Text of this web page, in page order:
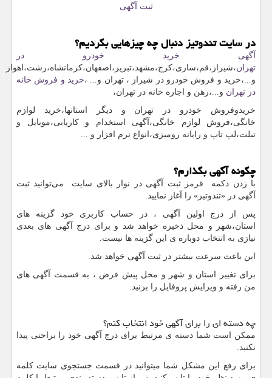
ثبت آگهی
در سایت تندوتیز دنبال چه چیزهایی بگردیم؟
آگهی خرید خودرو در
تهران،شیراز،قم،ساری،کرج،مشهد،تبریز،اصفهان،کرمانشاه،رشت،اهواز
و...،خرید و فروش خودرو در شیراز ، تهران و... ،خرید و فروش خانه
در تهران و...،رهن و اجاره خانه در تهران،
خریدوفروش خودرو در تهران و دیگر استانها،خرید لوازم
خانگی،فروش لوازم خانگی،آگهی استخدام و کاریابی،موبایل و
تبلت،لپ تاپ و رایانه رومیزی،انواع نرم افزار و ...
چگونه آگهی بگذارم؟
با زدن دکمه قرمز ثبت آگهی در نوار بالای سایت می‌توانید ثبت
آگهی در «تندوتیز» را آغاز نمایید.
پس از درج اولین آگهی ، در حساب کاربری خود گزینه های
استان،شهر و محل ذخیره خواهد شد و برای درج آگهی های بعدی
نیازی به انتخاب دوباره ی این گزینه ها نیست.
این باعث سرعت بیشتر در ثبت آگهی خواهد شد.
برای تغییر استان و شهر و محل پیش فرض ، به قسمت آگهی های
من رفته و ویرایش پروفایل را بزنید.
چه دسته ای را برای آگهی خود انتخاب کنم؟
ممکن است شما دسته ی مرتبط برای درج آگهی خود را براحتی پیدا
نکنید.
برای رفع این مشکل شما میتوانید در قسمت جستجوی سایت کلمه